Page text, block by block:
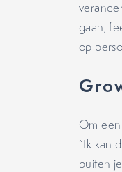
gaan,
op
Om
“Ik kan
buiten